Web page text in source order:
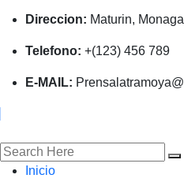
Direccion: Maturin,
Telefono: +(123) 456 789
E-MAIL:
Inicio